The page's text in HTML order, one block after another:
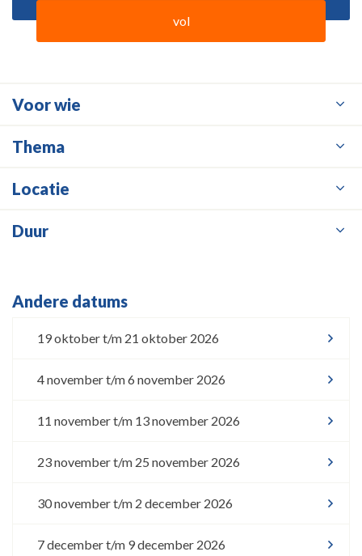
vol
Voor wie
Thema
Locatie
Duur
Andere datums
19 oktober t/m 21 oktober 2026
4 november t/m 6 november 2026
11 november t/m 13 november 2026
23 november t/m 25 november 2026
30 november t/m 2 december 2026
7 december t/m 9 december 2026